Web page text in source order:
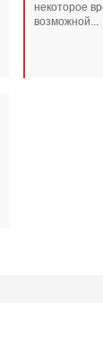
некоторое
возможной...